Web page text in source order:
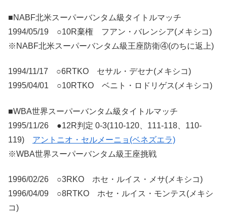
■NABF北米スーパーバンタム級タイトルマッチ
1994/05/19 ○10R棄権 フアン・バレンシア(メキシコ)
※NABF北米スーパーバンタム級王座防衛④(のちに返上)
1994/11/17 ○6RTKO セサル・デセナ(メキシコ)
1995/04/01 ○10RTKO ベニト・ロドリゲス(メキシコ)
■WBA世界スーパーバンタム級タイトルマッチ
1995/11/26 ●12R判定 0-3(110-120、111-118、110-
119) アントニオ・セルメーニョ(ベネズエラ)
※WBA世界スーパーバンタム級王座挑戦
1996/02/26 ○3RKO ホセ・ルイス・メサ(メキシコ)
1996/04/09 ○8RTKO ホセ・ルイス・モンテス(メキシ
コ)